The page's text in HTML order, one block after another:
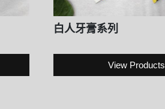
白人牙膏系列
View Products